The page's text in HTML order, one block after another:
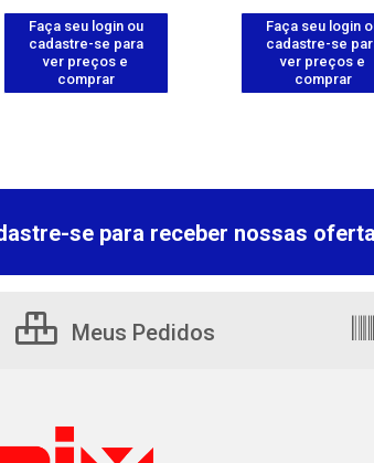
Faça seu login ou
cadastre-se para
ver preços e
comprar
Faça seu login
cadastre-se
ver preços e
comprar
se para receber nossas
Meus Pedidos